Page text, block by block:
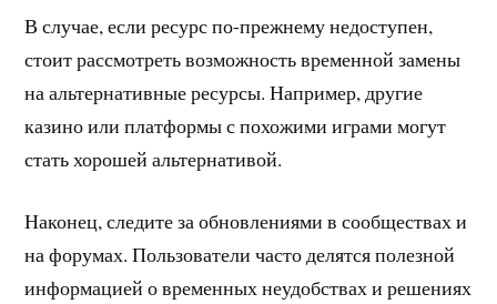
В случае, если ресурс по-прежнему недоступен,
стоит рассмотреть возможность временной замены
на альтернативные ресурсы. Например, другие
казино или платформы с похожими играми могут
стать хорошей альтернативой.
Наконец, следите за обновлениями в сообществах и
на форумах. Пользователи часто делятся полезной
информацией о временных неудобствах и решениях